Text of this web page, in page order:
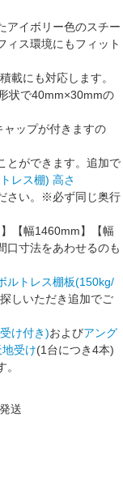
アイボリー色のスチー
ィス環境にもフィット
載にも対応します。
状で40mm×30mmの
ャップが付きますの
とができます。追加で
レス棚) 高さ
い。
※必ず同じ奥行
【幅1460mm】【幅
口寸法をあわせるのも
ルトレス棚板(150kg/
しいただき追加でご
け付き)およびアング
地受け(1台につき4本)
送